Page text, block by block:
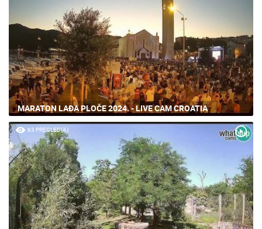
MARATON LAĐA PLOČE 2024. - LIVE CAM CROATIA
63 PREGLED(A)